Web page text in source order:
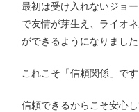
最初は受け入れないジョ
で友情が芽生え、ライオ
ができるようになりました
これこそ「信頼関係」です
信頼できるからこそ安心